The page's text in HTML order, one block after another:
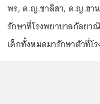
พร, ด.ญ.ชาลิสา, ด.ญ.ฮา
รักษาที่โรงพยาบาลกัลยา
เด็กทั้งหมดมารักษาตัวที่โ